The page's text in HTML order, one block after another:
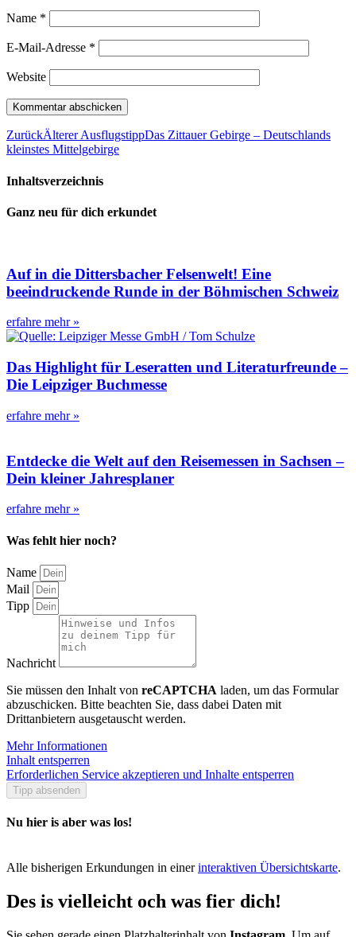
Name *
E-Mail-Adresse *
Website
ZurückÄlterer AusflugstippDas Zittauer Gebirge – Deutschlands
kleinstes Mittelgebirge
Inhaltsverzeichnis
Ganz neu für dich erkundet
Auf in die Dittersbacher Felsenwelt! Eine
beeindruckende Runde in der Böhmischen Schweiz
erfahre mehr »
Das Highlight für Leseratten und Literaturfreunde –
Die Leipziger Buchmesse
erfahre mehr »
Entdecke die Welt auf den Reisemessen in Sachsen –
Dein kleiner Jahresplaner
erfahre mehr »
Was fehlt hier noch?
Name
Mail
Tipp
Nachricht
Sie müssen den Inhalt von reCAPTCHA laden, um das Formular
abzuschicken. Bitte beachten Sie, dass dabei Daten mit
Drittanbietern ausgetauscht werden.
Mehr Informationen
Inhalt entsperren
Erforderlichen Service akzeptieren und Inhalte entsperren
Tipp absenden
Nu hier is aber was los!
Alle bisherigen Erkundungen in einerinteraktiven Übersichtskarte.
Des is vielleicht och was fier dich!